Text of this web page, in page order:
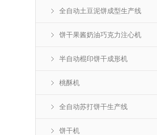
全自动土豆泥饼成型生产线
饼干果酱奶油巧克力注心机
半自动棍印饼干成形机
桃酥机
全自动苏打饼干生产线
饼干机